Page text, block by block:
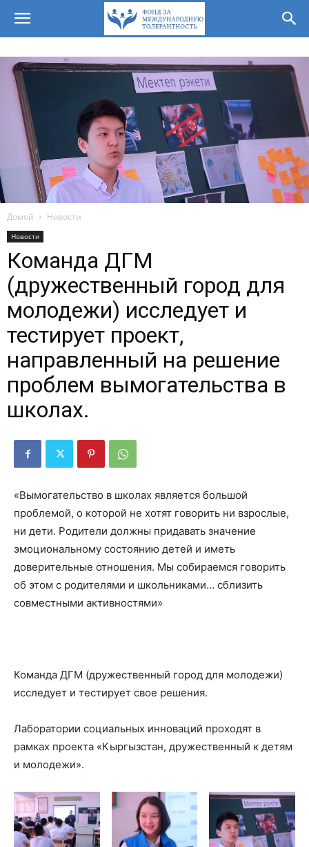
Домой Новости
Новости
Команда ДГМ
(дружественный город для
молодежи) исследует и
тестирует проект,
направленный на решение
проблем вымогательства в
школах.
«Вымогательство в школах является большой
проблемой, о которой не хотят говорить ни взрослые,
ни дети. Родители должны придавать значение
эмоциональному состоянию детей и иметь
доверительные отношения. Мы собираемся говорить
об этом с родителями и школьниками… сблизить
совместными активностями»
Команда ДГМ (дружественный город для молодежи)
исследует и тестирует свое решения.
Лаборатории социальных инноваций проходят в
рамках проекта «Кыргызстан, дружественный к детям
и молодежи».